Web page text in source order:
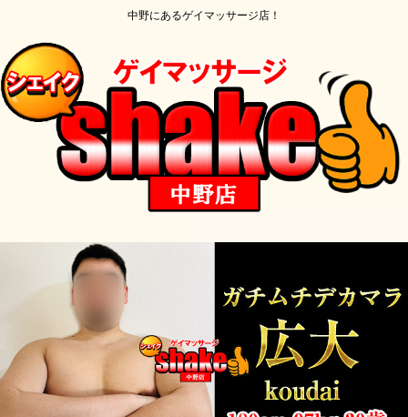
中野にあるゲイマッサージ店！